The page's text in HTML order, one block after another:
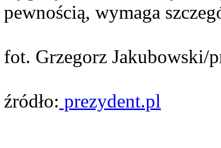
pewnością, wymaga
fot. Grzegorz Jakubowski/
źródło: prezydent.pl